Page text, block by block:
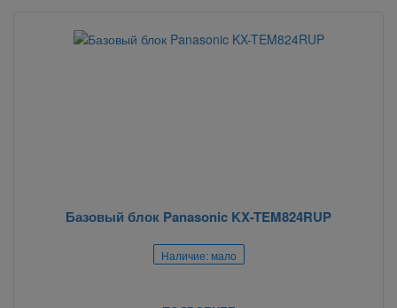
Базовый блок Panasonic KX-TEM824RUP
Наличие: мало